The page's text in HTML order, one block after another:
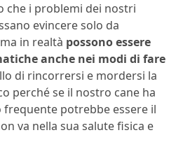
che i problemi dei nostri
evincere solo da
in realtà possono essere
anche nei modi di fare
di rincorrersi e mordersi la
perché se il nostro cane ha
potrebbe essere il
va nella sua salute fisica e